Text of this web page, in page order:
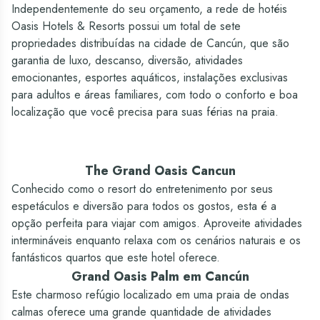
Praia no hotel
Sim Sim
Piscinas
Sim - Maior piscina de Cancún
(400 m)
Sim - Áreas especiais para
crianças / KiddO Zone
Academia
Sim - Boutique com artesanato,
souvenirs e snacks
Câmbio de moedas
Sim Sim
Caixa eletrônico
Sim Sim
Estacionamento
Sim Sim
Sim Sim
Bebidas
Nacionais Nacionais
Sim
Sim - Kinky On Board (barco
pirata para adultos)
Cassino
— Não
Independentemente do seu orçamento, a rede de hotéis
Oasis Hotels & Resorts possui um total de sete
propriedades distribuídas na cidade de Cancún, que são
garantia de luxo, descanso, diversão, atividades
emocionantes, esportes aquáticos, instalações exclusivas
para adultos e áreas familiares, com todo o conforto e boa
localização que você precisa para suas férias na praia.
The Grand Oasis Cancun
Conhecido como o resort do entretenimento por seus
espetáculos e diversão para todos os gostos, esta é a
opção perfeita para viajar com amigos. Aproveite atividades
intermináveis enquanto relaxa com os cenários naturais e os
fantásticos quartos que este hotel oferece.
Grand Oasis Palm em Cancún
Este charmoso refúgio localizado em uma praia de ondas
calmas oferece uma grande quantidade de atividades